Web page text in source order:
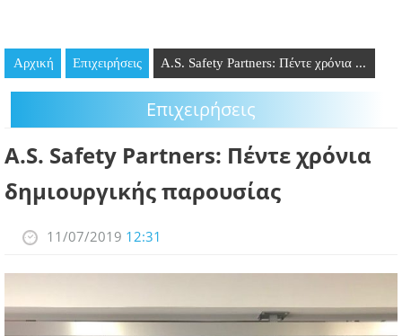
ΘΕΣΕΙΣ ΕΡΓΑΣΙΑΣ
ΠΡΟΣΩΠΑ
ΛΑΡΝΑΚΑ 2030
Αρχική Επιχειρήσεις A.S. Safety Partners: Πέντε χρόνια ...
Επιχειρήσεις
A.S. Safety Partners: Πέντε χρόνια
δημιουργικής παρουσίας
11/07/2019 12:31